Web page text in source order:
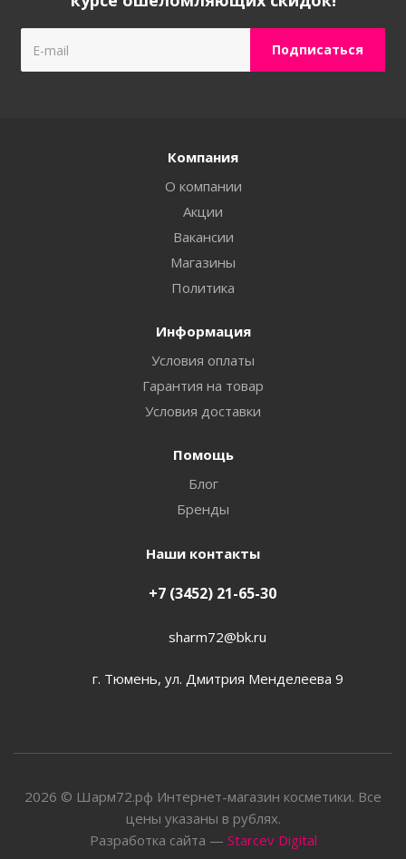
Компания
О компании
Акции
Вакансии
Магазины
Политика
Информация
Условия оплаты
Гарантия на товар
Условия доставки
Помощь
Блог
Бренды
Наши контакты
+7 (3452) 21-65-30
sharm72@bk.ru
г. Тюмень, ул. Дмитрия Менделеева 9
2026 © Шарм72.рф Интернет-магазин косметики. Все
цены указаны в рублях.
Разработка сайта — Starcev Digital